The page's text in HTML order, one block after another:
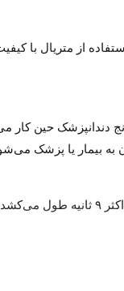
یونیت با استفاده از
برای قرارگیری
به بیمار یا پزشک
باکس کنار یونیت دارای برق اضطراری بوده و